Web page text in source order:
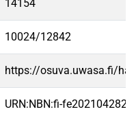
14154
10024/12842
https://osuva.uwasa.fi/
URN:NBN:fi-